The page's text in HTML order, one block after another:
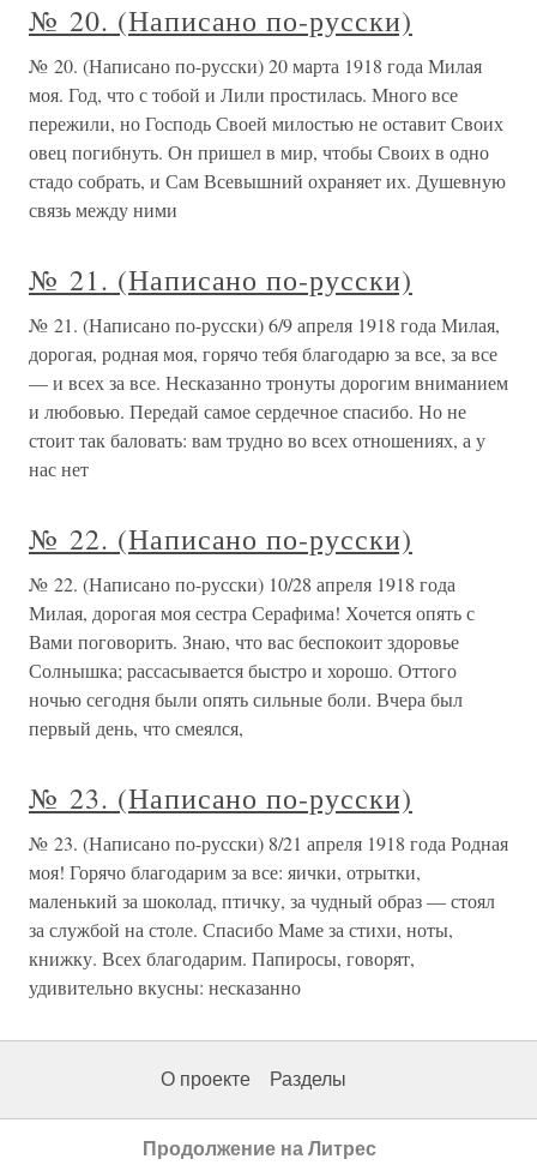
№ 20. (Написано по-русски)
№ 20. (Написано по-русски) 20 марта 1918 года Милая
моя. Год, что с тобой и Лили простилась. Много все
пережили, но Господь Своей милостью не оставит Своих
овец погибнуть. Он пришел в мир, чтобы Своих в одно
стадо собрать, и Сам Всевышний охраняет их. Душевную
связь между ними
№ 21. (Написано по-русски)
№ 21. (Написано по-русски) 6/9 апреля 1918 года Милая,
дорогая, родная моя, горячо тебя благодарю за все, за все
— и всех за все. Несказанно тронуты дорогим вниманием
и любовью. Передай самое сердечное спасибо. Но не
стоит так баловать: вам трудно во всех отношениях, а у
нас нет
№ 22. (Написано по-русски)
№ 22. (Написано по-русски) 10/28 апреля 1918 года
Милая, дорогая моя сестра Серафима! Хочется опять с
Вами поговорить. Знаю, что вас беспокоит здоровье
Солнышка; рассасывается быстро и хорошо. Оттого
ночью сегодня были опять сильные боли. Вчера был
первый день, что смеялся,
№ 23. (Написано по-русски)
№ 23. (Написано по-русски) 8/21 апреля 1918 года Родная
моя! Горячо благодарим за все: яички, отрытки,
маленький за шоколад, птичку, за чудный образ — стоял
за службой на столе. Спасибо Маме за стихи, ноты,
книжку. Всех благодарим. Папиросы, говорят,
удивительно вкусны: несказанно
О проекте Разделы
Продолжение на Литрес